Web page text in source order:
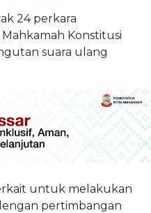
24 perkara
Konstitusi
suara ulang
untuk melakukan
pertimbangan